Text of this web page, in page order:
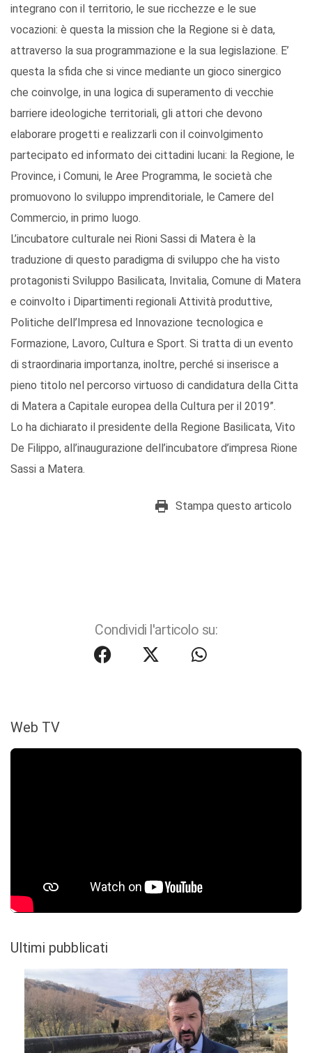
integrano con il territorio, le sue ricchezze e le sue
vocazioni: è questa la mission che la Regione si è data,
attraverso la sua programmazione e la sua legislazione. E’
questa la sfida che si vince mediante un gioco sinergico
che coinvolge, in una logica di superamento di vecchie
barriere ideologiche territoriali, gli attori che devono
elaborare progetti e realizzarli con il coinvolgimento
partecipato ed informato dei cittadini lucani: la Regione, le
Province, i Comuni, le Aree Programma, le società che
promuovono lo sviluppo imprenditoriale, le Camere del
Commercio, in primo luogo.
L’incubatore culturale nei Rioni Sassi di Matera è la
traduzione di questo paradigma di sviluppo che ha visto
protagonisti Sviluppo Basilicata, Invitalia, Comune di Matera
e coinvolto i Dipartimenti regionali Attività produttive,
Politiche dell’Impresa ed Innovazione tecnologica e
Formazione, Lavoro, Cultura e Sport. Si tratta di un evento
di straordinaria importanza, inoltre, perché si inserisce a
pieno titolo nel percorso virtuoso di candidatura della Citta
di Matera a Capitale europea della Cultura per il 2019”.
Lo ha dichiarato il presidente della Regione Basilicata, Vito
De Filippo, all’inaugurazione dell’incubatore d’impresa Rione
Sassi a Matera.
Stampa questo articolo
Condividi l'articolo su:
Web TV
Ultimi pubblicati